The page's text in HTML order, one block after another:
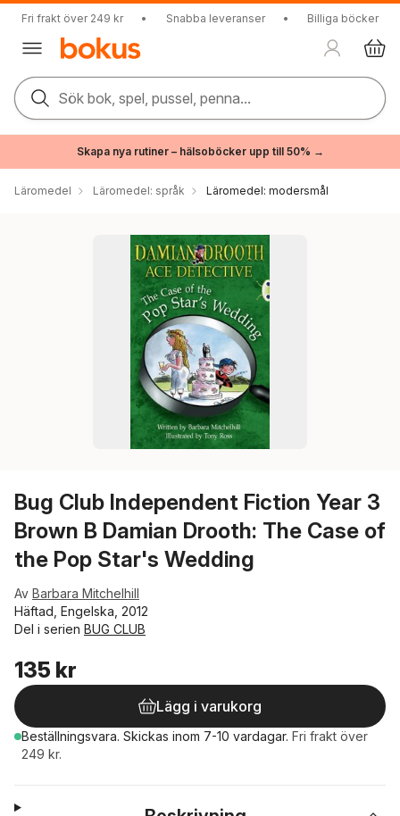
Fri frakt över 249 kr • Snabba leveranser • Billiga böcker
Sök bok, spel, pussel, penna...
Skapa nya rutiner – hälsoböcker upp till 50% →
Läromedel Läromedel: språk Läromedel: modersmål
Bug Club Independent Fiction Year 3
Brown B Damian Drooth: The Case of
the Pop Star's Wedding
Av Barbara Mitchelhill
Häftad, Engelska, 2012
Del i serien BUG CLUB
135 kr
Lägg i varukorg
Beställningsvara. Skickas inom 7-10 vardagar. Fri frakt över
249 kr.